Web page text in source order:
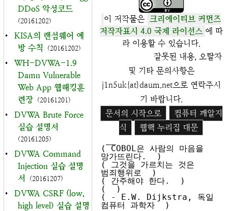
DDoS 악성코드
(20161202)
•
KISA의 랜섬웨어 예
방 수칙
(20161202)
•
WH-DVWA-1.9
Damn Vulnerable
Web App 웹해킹훈
련장 (20161201)
•
DVWA Brute Force
실습 설명서
(20161205)
•
DVWA Command
Injection 실습 설명
서
(20161207)
•
DVWA CSRF (low,
high level) 실습 설명
이 저작물은 크리에이티브 커먼즈
저작자표시 4.0 국제 라이선스 에 따
라 이용할 수 있습니다.
잘못된 내용, 오탈자
및 기타 문의사항은
j1n5uk{at}daum.net으로 연락주시
기 바랍니다.
문서의 시작으로
컴퓨터 깨알지
식
웹핵 누리집 대문
( COBOL은 사람의 마음을
망가뜨린다.  )
( 그것을 가르치는 것은
범죄행위로  )
( 간주해야 한다.  )
(  )
( - E.W. Dijkstra, 독일
컴퓨터 과학자  )